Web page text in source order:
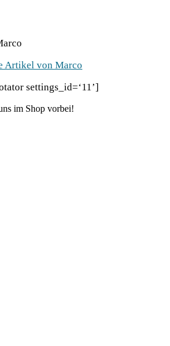
Arti­kel von Marco
settings_id=‘11’]
im Shop vorbei!